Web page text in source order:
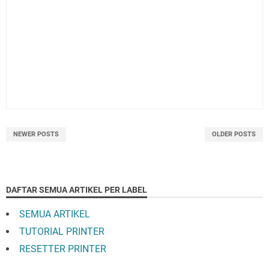
NEWER POSTS OLDER POSTS
DAFTAR SEMUA ARTIKEL PER LABEL
SEMUA ARTIKEL
TUTORIAL PRINTER
RESETTER PRINTER